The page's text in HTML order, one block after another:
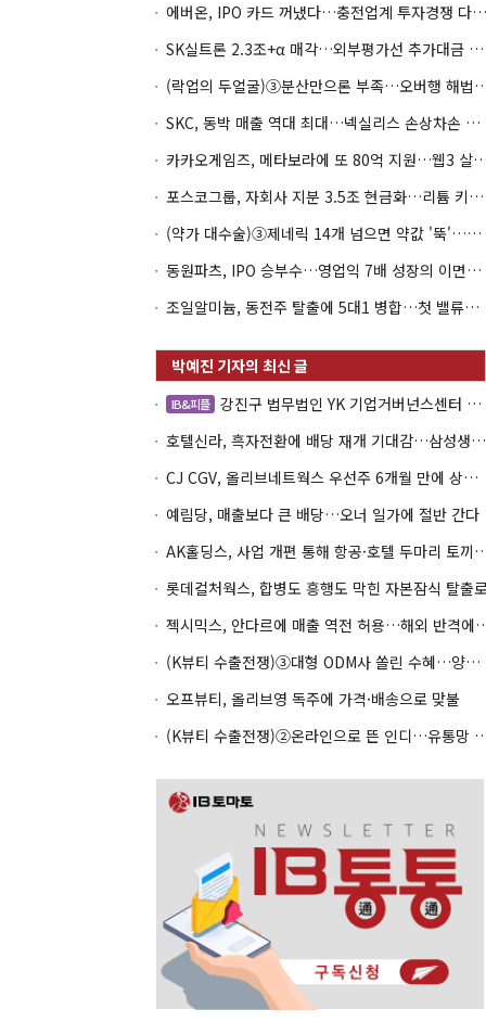
에버온, IPO 카드 꺼냈다…충전업계 투자경쟁 다시 불붙나
SK실트론 2.3조+α 매각…외부평가선 추가대금 가치 '0원'
(락업의 두얼굴)③분산만으론 부족
SKC, 동박 매출 역대 최대…넥실리스 손상차손 악순환 끊나
카카오게임즈, 메타보라에 또 80억
포스코그룹, 자회사 지분 3.5조 현금화…리튬 키우고 오버행 부담
(약가 대수술)③제네릭 14개 넘으면 약값 '뚝'…등재전략 혼선
동원파츠, IPO 승부수…영업익 7배 성장의 이면은 고객 편중
조일알미늄, 동전주 탈출에 5대1 병합…첫 밸류업 성패는 본업
IB&피플
강진구 법무법인 YK 기업거버넌스센터 센터장
호텔신라, 흑자전환에 배당 재개 기대감…삼성생명도 웃을까
CJ CGV, 올리브네트웍스 우선주 6개월 만에 상환…왜?
예림당, 매출보다 큰 배당…오너 일가에 절반 간다
AK홀딩스, 사업 개편 통해
롯데컬처웍스, 합병도 흥행도 막힌 자본잠식 탈출
젝시믹스, 안다르에 매
(K뷰티 수출전쟁)③대형 ODM사 쏠린 수혜…양극화 심화 우려
오프뷰티, 올리브영 독주에 가격·배송으로 맞불
(K뷰티 수출전쟁)②온라인으로